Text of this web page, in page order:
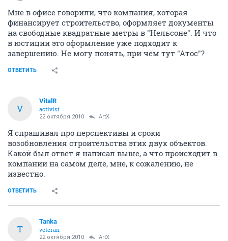
Мне в офисе говорили, что компания, которая
финансирует строительство, оформляет документы
на свободные квадратные метры в "Нельсоне". И что
в юстиции это оформление уже подходит к
завершению. Не могу понять, при чем тут "Атос"?
ОТВЕТИТЬ
V
VitalR
activist
22 октября 2010 ArtX
Я спрашивал про перспективы и сроки
возобновления строительства этих двух объектов.
Какой был ответ я написал выше, а что происходит в
компании на самом деле, мне, к сожалению, не
известно.
ОТВЕТИТЬ
T
Tanka
veteran
22 октября 2010 ArtX